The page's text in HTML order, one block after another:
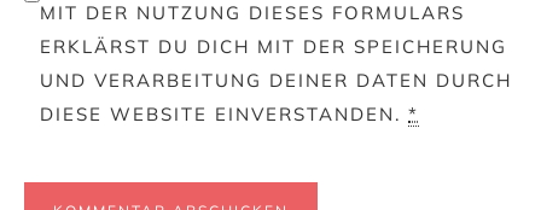
MIT DER NUTZUNG DIESES FORMULARS
ERKLÄRST DU DICH MIT DER SPEICHERUNG
UND VERARBEITUNG DEINER DATEN DURCH
DIESE WEBSITE EINVERSTANDEN. *